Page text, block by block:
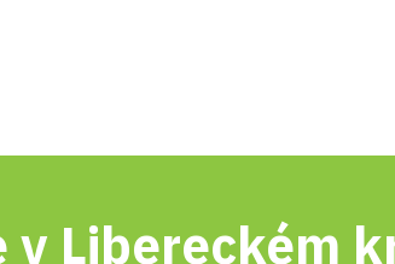
v Libereckém